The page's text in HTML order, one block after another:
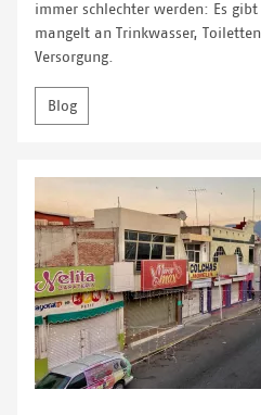
immer schlechter werden: Es
mangelt an Trinkwasser,
Versorgung.
Blog